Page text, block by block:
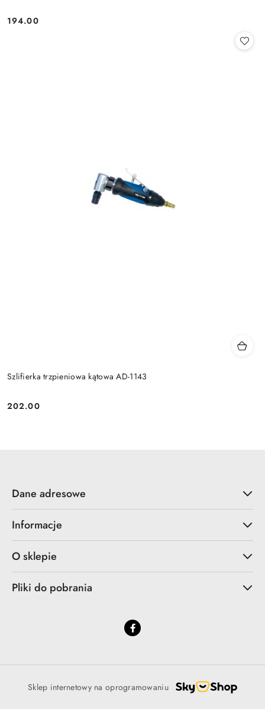
Cena:
194.00
Szlifierka trzpieniowa kątowa AD-1143
Cena:
202.00
Dane adresowe
Informacje
O sklepie
Pliki do pobrania
Sklep internetowy na oprogramowaniu